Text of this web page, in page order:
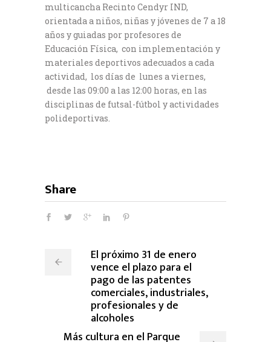
multicancha Recinto Cendyr IND,
orientada a niños, niñas y jóvenes de 7 a 18
años y guiadas por profesores de
Educación Física, con implementación y
materiales deportivos adecuados a cada
actividad, los días de lunes a viernes,
desde las 09:00 a las 12:00 horas, en las
disciplinas de futsal-fútbol y actividades
polideportivas.
Share
El próximo 31 de enero
vence el plazo para el
pago de las patentes
comerciales, industriales,
profesionales y de
alcoholes
Más cultura en el Parque